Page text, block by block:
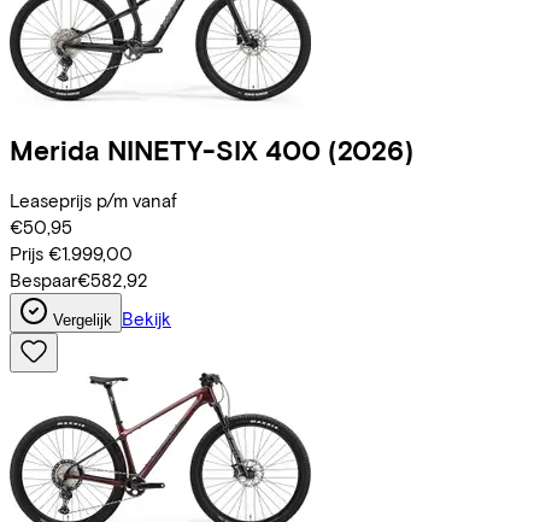
Merida NINETY-SIX 400 (2026)
Leaseprijs p/m vanaf
€50,95
Prijs €1.999,00
Bespaar€582,92
Vergelijk Bekijk